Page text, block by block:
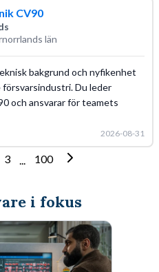
CV90
län
bakgrund och nyfikenhet
Du leder
och ansvarar för teamets
2026-08-31
3 ... 100
i fokus